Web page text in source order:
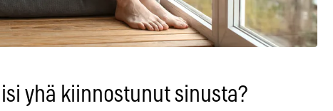
yhä kiinnostunut sinusta?